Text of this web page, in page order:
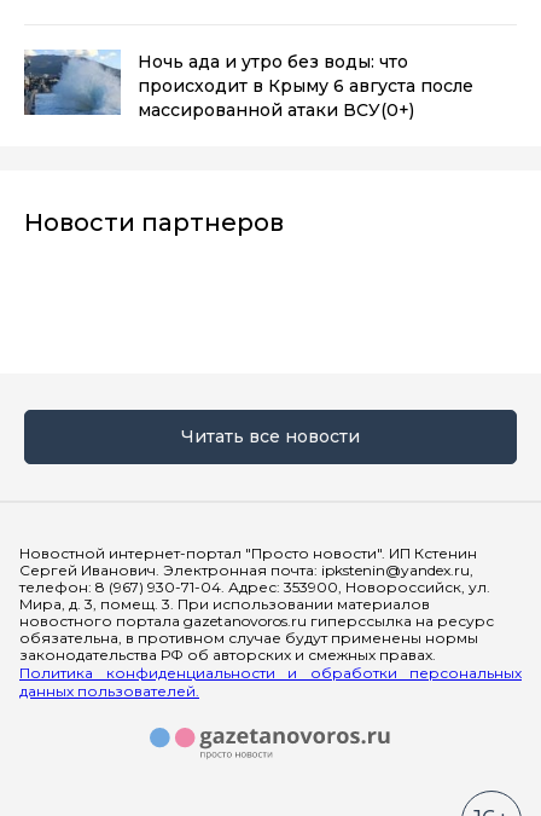
Ночь ада и утро без воды: что
происходит в Крыму 6 августа после
массированной атаки ВСУ(0+)
Новости партнеров
Читать все новости
Новостной интернет-портал "Просто новости". ИП Кстенин
Сергей Иванович. Электронная почта: ipkstenin@yandex.ru,
телефон: 8 (967) 930-71-04. Адрес: 353900, Новороссийск, ул.
Мира, д. 3, помещ. 3. При использовании материалов
новостного портала gazetanovoros.ru гиперссылка на ресурс
обязательна, в противном случае будут применены нормы
законодательства РФ об авторских и смежных правах.
Политика конфиденциальности и обработки персональных
данных пользователей.